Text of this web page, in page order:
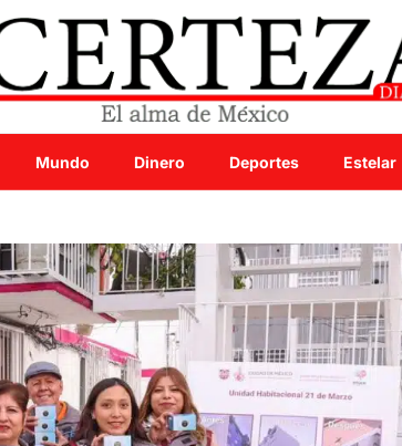
Mundo Dinero Deportes Estelar